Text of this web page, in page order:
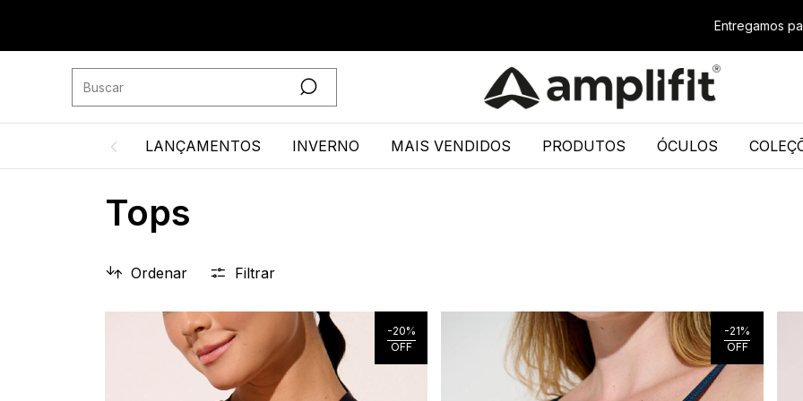
Entregamos para todo o Brasil Frete
LANÇAMENTOS INVERNO MAIS VENDIDOS PRODUTOS ÓCULOS
Tops
Ordenar Filtrar
-20%
OFF
-21%
OFF